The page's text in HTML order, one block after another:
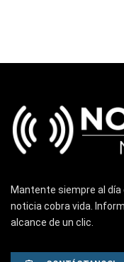
Mantente siempre al día
noticia cobra vida.
alcance de un clic.